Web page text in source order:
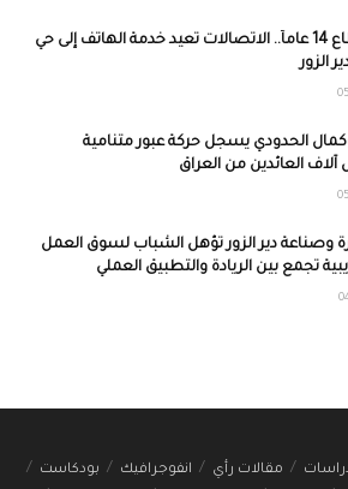
بعد انقطاع 14 عاماً.. الاتصالات تعيد خدمة الهاتف إلى حي
الزور
الحدودي يسجل حركة عبور متنامية
آلاف العائدين من العراق
وصناعة دير الزور تؤهل الشباب لسوق العمل
تجمع بين الريادة والتطبيق العملي
مقالات رأي انفوجرافيك بودكاست